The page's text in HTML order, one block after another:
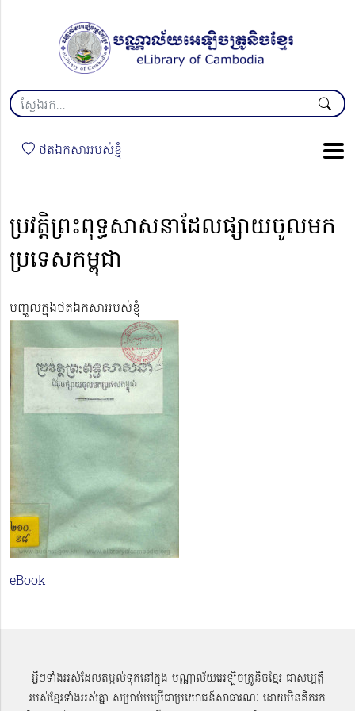
ថតឯកសាររបស់ខ្ញុំ
ប្រវត្តិព្រះពុទ្ធសាសនាដែលផ្សាយចូលមក
ប្រទេសកម្ពុជា
បញ្ចូលក្នុងថតឯកសាររបស់ខ្ញុំ
eBook
អ្វីៗទាំងអស់ដែលតម្កល់ទុកនៅក្នុង បណ្ណាល័យអេឡិចត្រូនិចខ្មែរ ជាសម្បតិ្ត
របស់ខ្មែរទាំងអស់គ្នា សម្រាប់បម្រើជាប្រយោជន៍សាធារណៈ ដោយមិនគិតរក